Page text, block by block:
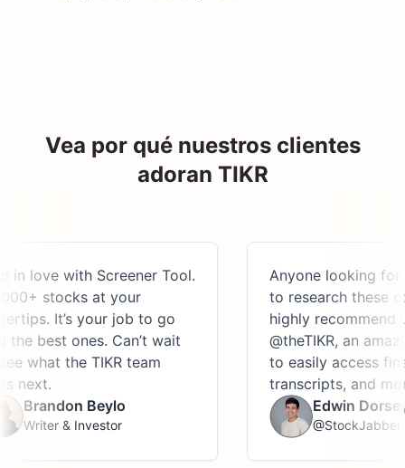
Vea por qué nuestros clientes
adoran TIKR
with Screener Tool.
stocks at your
It’s your job to go
ones. Can’t wait
the TIKR team
Beylo
& Investor
Anyone looking for a
to research these
highly recommend using
@theTIKR, an amazing
to easily access
transcripts, and more.
Edwin Dorsey
@StockJabber